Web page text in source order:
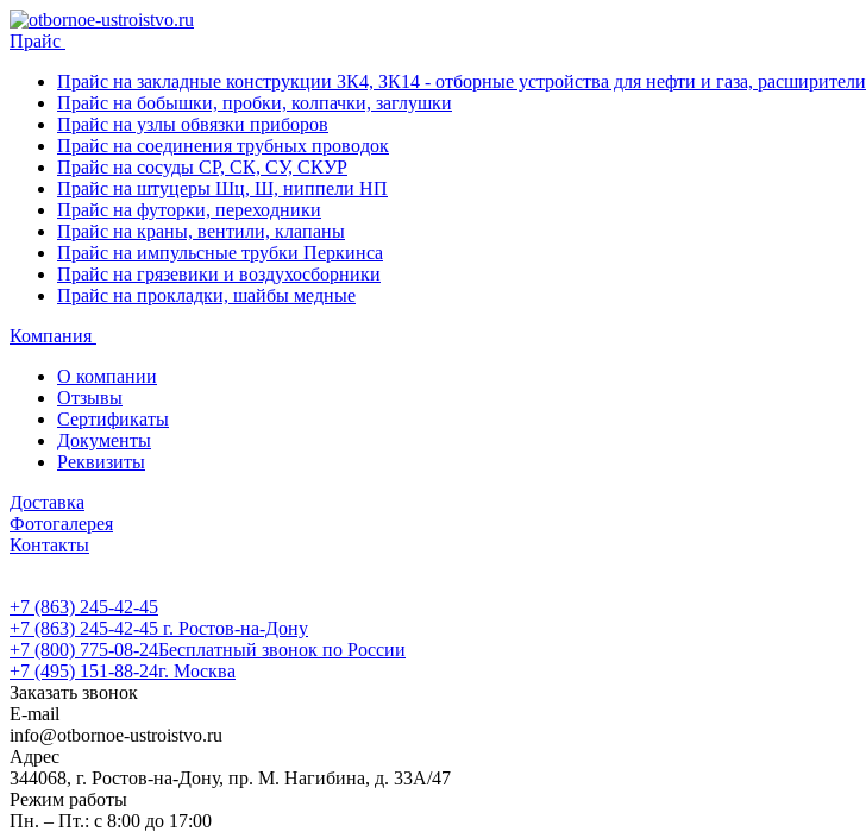
Прайс
Прайс на закладные конструкции ЗК4, ЗК14 - отборные устройства для нефти и газа, расширители
Прайс на бобышки, пробки, колпачки, заглушки
Прайс на узлы обвязки приборов
Прайс на соединения трубных проводок
Прайс на сосуды СР, СК, СУ, СКУР
Прайс на штуцеры Шц, Ш, ниппели НП
Прайс на футорки, переходники
Прайс на краны, вентили, клапаны
Прайс на импульсные трубки Перкинса
Прайс на грязевики и воздухосборники
Прайс на прокладки, шайбы медные
Компания
О компании
Отзывы
Сертификаты
Документы
Реквизиты
Доставка
Фотогалерея
Контакты
+7 (863) 245-42-45
+7 (863) 245-42-45 г. Ростов-на-Дону
+7 (800) 775-08-24Бесплатный звонок по России
+7 (495) 151-88-24г. Москва
Заказать звонок
E-mail
info@otbornoe-ustroistvo.ru
Адрес
344068, г. Ростов-на-Дону, пр. М. Нагибина, д. 33А/47
Режим работы
Пн. – Пт.: с 8:00 до 17:00